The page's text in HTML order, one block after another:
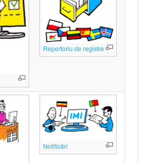
Repertoriu de registre
Notificări